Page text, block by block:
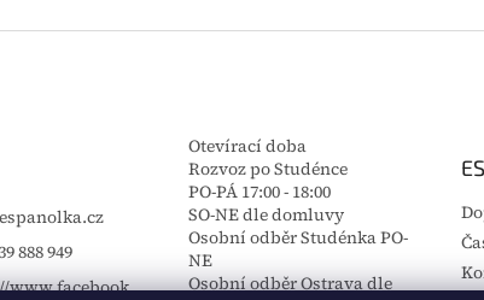
espanolka.cz
888 949
www.facebook.
Otevírací doba
Rozvoz po Studénce
PO-PÁ 17:00 - 18:00
SO-NE dle domluvy
Osobní odběr Studénka PO-
NE
Osobní odběr Ostrava dle